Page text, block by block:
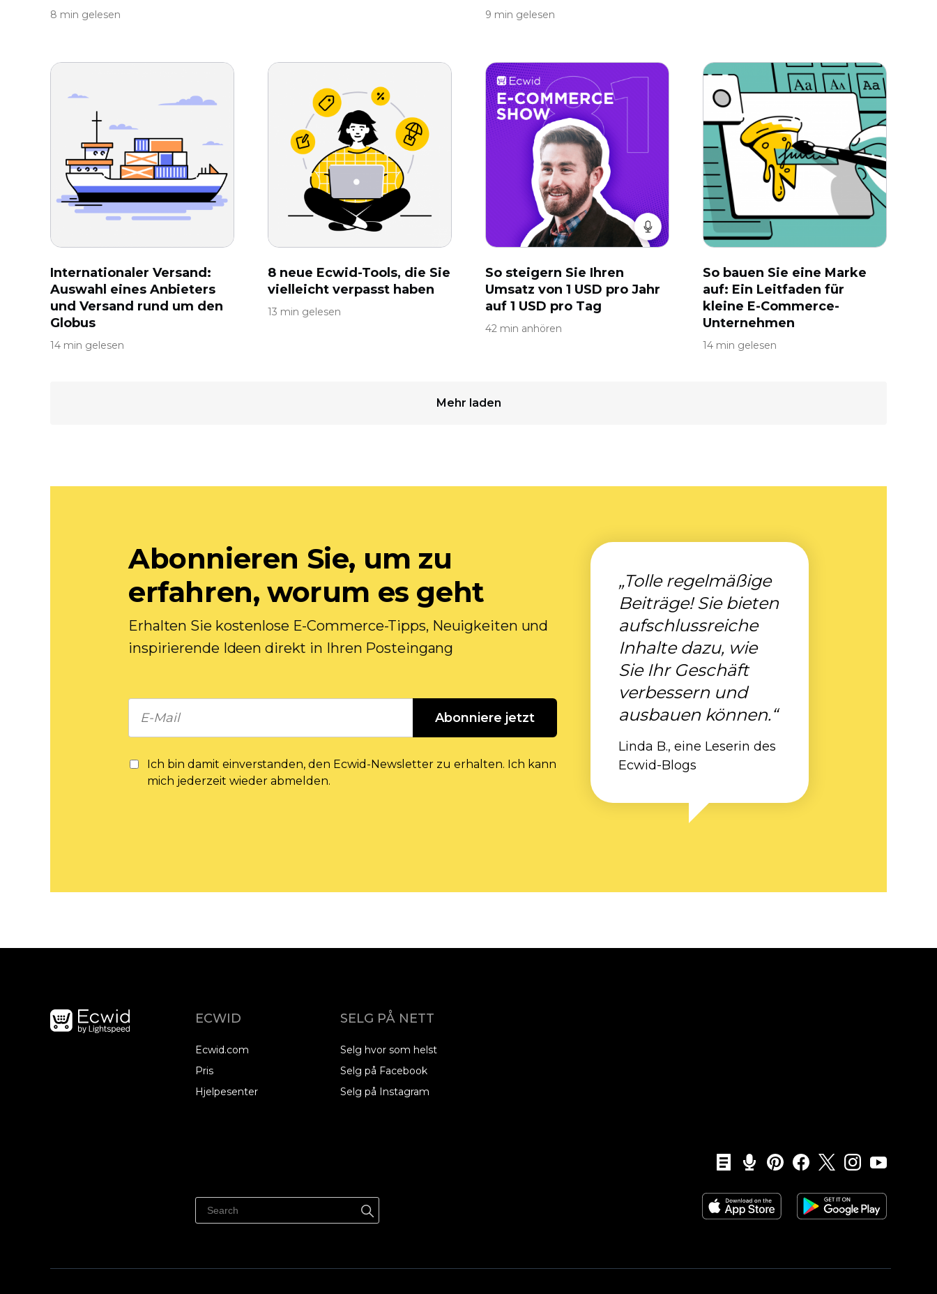
8 min gelesen 9 min gelesen
Internationaler Versand:
Auswahl eines Anbieters
und Versand rund um den
Globus
14 min gelesen
8 neue Ecwid-Tools, die Sie
vielleicht verpasst haben
13 min gelesen
So steigern Sie Ihren
Umsatz von 1 USD pro Jahr
auf 1 USD pro Tag
42 min anhören
So bauen Sie eine Marke
auf: Ein Leitfaden für
kleine E-Commerce-
Unternehmen
14 min gelesen
Mehr laden
Abonnieren Sie, um zu
erfahren, worum es geht
Erhalten Sie kostenlose E-Commerce-Tipps, Neuigkeiten und
inspirierende Ideen direkt in Ihren Posteingang
Abonniere jetzt
Ich bin damit einverstanden, den Ecwid-Newsletter zu erhalten. Ich kann
mich jederzeit wieder abmelden.
„Tolle regelmäßige
Beiträge! Sie bieten
aufschlussreiche
Inhalte dazu, wie
Sie Ihr Geschäft
verbessern und
ausbauen können.“
Linda B., eine Leserin des
Ecwid-Blogs
ECWID
Ecwid.com
Pris
Hjelpesenter
SELG PÅ NETT
Selg hvor som helst
Selg på Facebook
Selg på Instagram